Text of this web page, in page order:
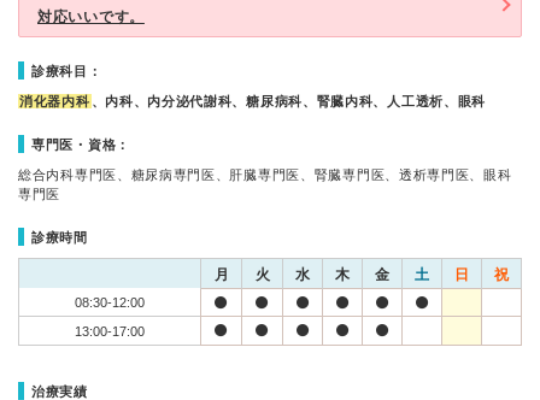
対応いいです。
診療科目：
消化器内科 、内科、内分泌代謝科、糖尿病科、腎臓内科、人工透析、眼科
専門医・資格：
総合内科専門医、糖尿病専門医、肝臓専門医、腎臓専門医、透析専門医、眼科
専門医
診療時間
月 火 水 木 金 土 日 祝
08:30-12:00
13:00-17:00
治療実績